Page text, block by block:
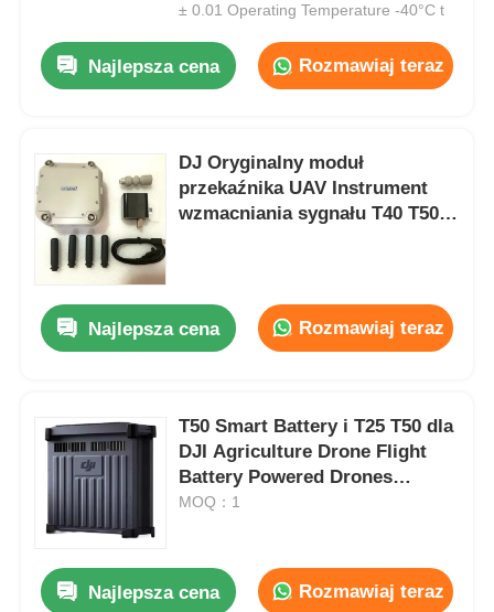
± 0.01 Operating Temperature -40°C t
Najlepsza cena Rozmawiaj teraz
DJ Oryginalny moduł
przekaźnika UAV Instrument
wzmacniania sygnału T40 T50
Najlepsza cena Rozmawiaj teraz
T50 Smart Battery i T25 T50 dla
DJI Agriculture Drone Flight
Battery Powered Drones
Accessories
MOQ：1
Najlepsza cena Rozmawiaj teraz